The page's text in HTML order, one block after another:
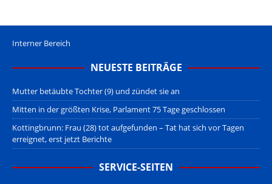
Interner Bereich
NEUESTE BEITRÄGE
Mutter betäubte Tochter (9) und zündet sie an
Mitten in der größten Krise, Parlament 75 Tage geschlossen
Kottingbrunn: Frau (28) tot aufgefunden – Tat hat sich vor Tagen
erreignet, erst jetzt Berichte
SERVICE-SEITEN